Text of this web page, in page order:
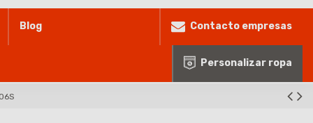
Blog Contacto empresas
Personalizar ropa